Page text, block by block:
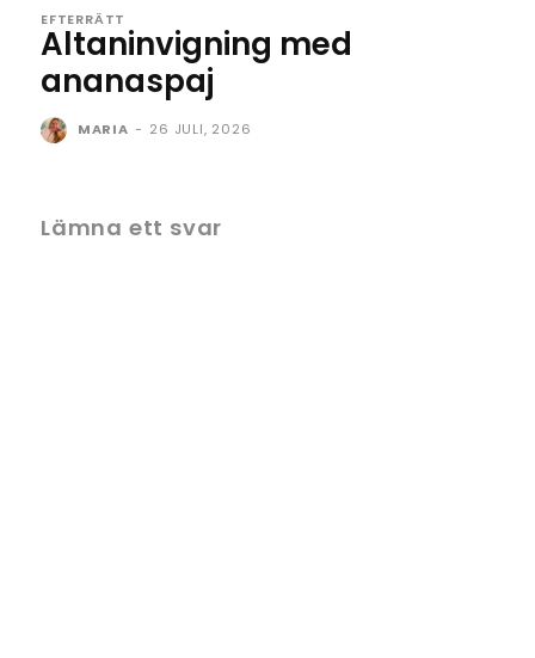
EFTERRÄTT
Altaninvigning med
ananaspaj
MARIA - 26 JULI, 2026
Lämna ett svar